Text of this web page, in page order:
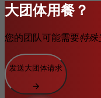
大团体用餐？
您的团队可能需要特殊
发送大团体请求